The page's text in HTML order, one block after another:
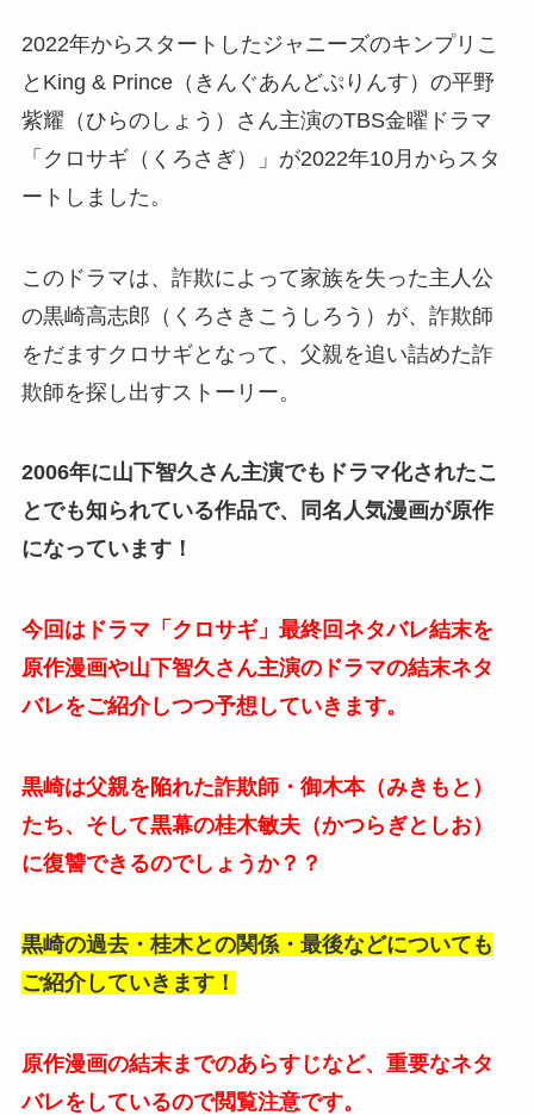
2022年からスタートしたジャニーズのキンプリこ
とKing & Prince（きんぐあんどぷりんす）の平野
紫耀（ひらのしょう）さん主演のTBS金曜ドラマ
「クロサギ（くろさぎ）」が2022年10月からスタ
ートしました。
このドラマは、詐欺によって家族を失った主人公
の黒崎高志郎（くろさきこうしろう）が、詐欺師
をだますクロサギとなって、父親を追い詰めた詐
欺師を探し出すストーリー。
2006年に山下智久さん主演でもドラマ化されたこ
とでも知られている作品で、同名人気漫画が原作
になっています！
今回はドラマ「クロサギ」最終回ネタバレ結末を
原作漫画や山下智久さん主演のドラマの結末ネタ
バレをご紹介しつつ予想していきます。
黒崎は父親を陥れた詐欺師・御木本（みきもと）
たち、そして黒幕の桂木敏夫（かつらぎとしお）
に復讐できるのでしょうか？？
黒崎の過去・桂木との関係・最後などについても
ご紹介していきます！
原作漫画の結末までのあらすじなど、重要なネタ
バレをしているので閲覧注意です。